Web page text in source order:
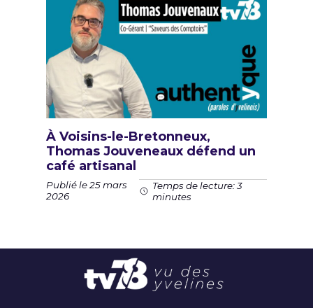
À Voisins-le-Bretonneux,
Thomas Jouveneaux défend un
café artisanal
Publié le 25 mars
2026
Temps de lecture: 3
minutes